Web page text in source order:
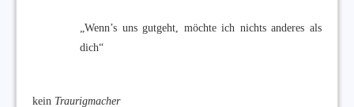
„Wenn’s uns gutgeht, möchte ich nichts anderes als
dich“
kein Traurigmacher